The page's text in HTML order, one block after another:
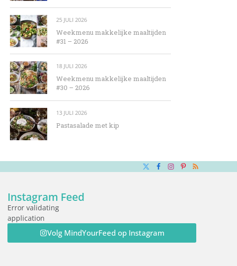
25 JULI 2026
Weekmenu makkelijke maaltijden
#31 – 2026
18 JULI 2026
Weekmenu makkelijke maaltijden
#30 – 2026
13 JULI 2026
Pastasalade met kip
X
Facebook
Instagram
Pinterest
RSS
Instagram Feed
Error validating
application
Volg MindYourFeed op Instagram